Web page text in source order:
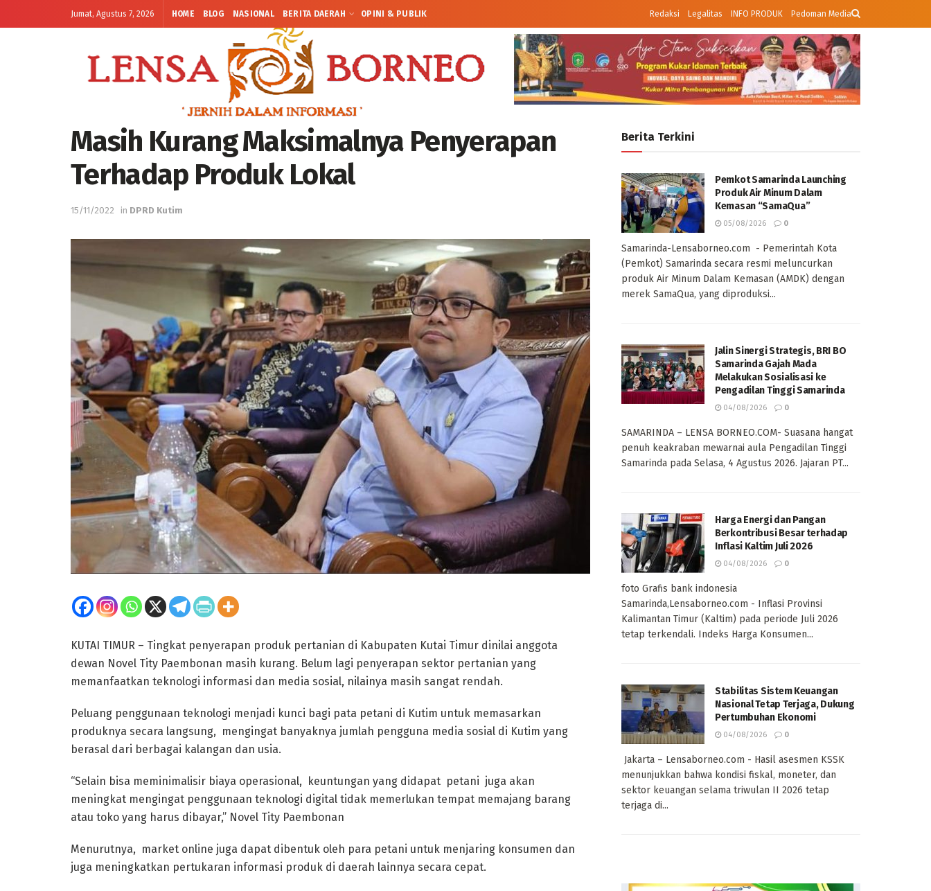
Jumat, Agustus 7, 2026 HOME BLOG NASIONAL BERITA DAERAH OPINI & PUBLIK Redaksi Legalitas INFO PRODUK Pedoman Media
Masih Kurang Maksimalnya Penyerapan
Terhadap Produk Lokal
15/11/2022 in DPRD Kutim
KUTAI TIMUR – Tingkat penyerapan produk pertanian di Kabupaten Kutai Timur dinilai anggota
dewan Novel Tity Paembonan masih kurang. Belum lagi penyerapan sektor pertanian yang
memanfaatkan teknologi informasi dan media sosial, nilainya masih sangat rendah.
Peluang penggunaan teknologi menjadi kunci bagi pata petani di Kutim untuk memasarkan
produknya secara langsung, mengingat banyaknya jumlah pengguna media sosial di Kutim yang
berasal dari berbagai kalangan dan usia.
“Selain bisa meminimalisir biaya operasional, keuntungan yang didapat petani juga akan
meningkat mengingat penggunaan teknologi digital tidak memerlukan tempat memajang barang
atau toko yang harus dibayar,” Novel Tity Paembonan
Menurutnya, market online juga dapat dibentuk oleh para petani untuk menjaring konsumen dan
juga meningkatkan pertukaran informasi produk di daerah lainnya secara cepat.
Berita Terkini
Pemkot Samarinda Launching
Produk Air Minum Dalam
Kemasan “SamaQua”
05/08/2026 0
Samarinda-Lensaborneo.com - Pemerintah Kota
(Pemkot) Samarinda secara resmi meluncurkan
produk Air Minum Dalam Kemasan (AMDK) dengan
merek SamaQua, yang diproduksi...
Jalin Sinergi Strategis, BRI BO
Samarinda Gajah Mada
Melakukan Sosialisasi ke
Pengadilan Tinggi Samarinda
04/08/2026 0
SAMARINDA – LENSA BORNEO.COM- Suasana hangat
penuh keakraban mewarnai aula Pengadilan Tinggi
Samarinda pada Selasa, 4 Agustus 2026. Jajaran PT...
Harga Energi dan Pangan
Berkontribusi Besar terhadap
Inflasi Kaltim Juli 2026
04/08/2026 0
foto Grafis bank indonesia
Samarinda,Lensaborneo.com - Inflasi Provinsi
Kalimantan Timur (Kaltim) pada periode Juli 2026
tetap terkendali. Indeks Harga Konsumen...
Stabilitas Sistem Keuangan
Nasional Tetap Terjaga, Dukung
Pertumbuhan Ekonomi
04/08/2026 0
Jakarta – Lensaborneo.com - Hasil asesmen KSSK
menunjukkan bahwa kondisi fiskal, moneter, dan
sektor keuangan selama triwulan II 2026 tetap
terjaga di...